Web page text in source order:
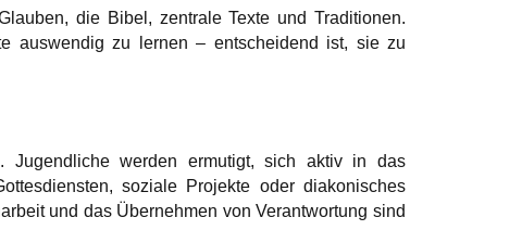
die Bibel, zentrale Texte und Traditionen.
auswendig zu lernen – entscheidend ist, sie zu
Jugendliche werden ermutigt, sich aktiv in das
soziale Projekte oder diakonisches
und das Übernehmen von Verantwortung sind